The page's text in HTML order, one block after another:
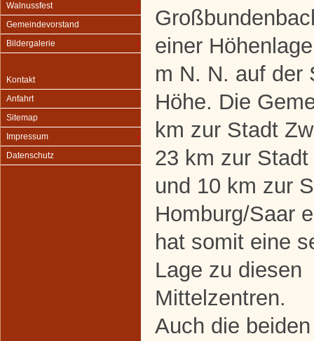
Walnussfest
Gemeindevorstand
Bildergalerie
Kontakt
Anfahrt
Sitemap
Impressum
Datenschutz
einer
m N. N. auf der
Höhe. Die
km zur Stadt
23 km zur
und 10 km zur
Homburg/Saar
hat somit eine
Lage zu diesen
Mittelzentren.
Auch die beiden